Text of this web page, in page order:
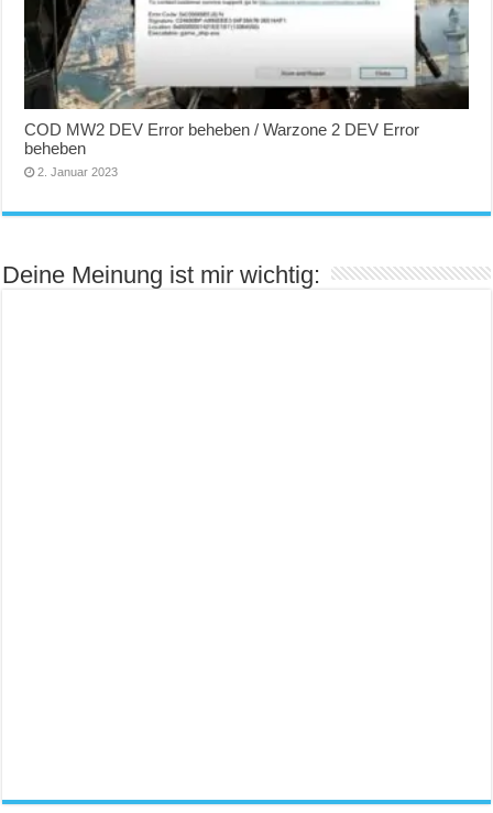
COD MW2 DEV Error beheben / Warzone 2 DEV Error
beheben
2. Januar 2023
Deine Meinung ist mir wichtig: